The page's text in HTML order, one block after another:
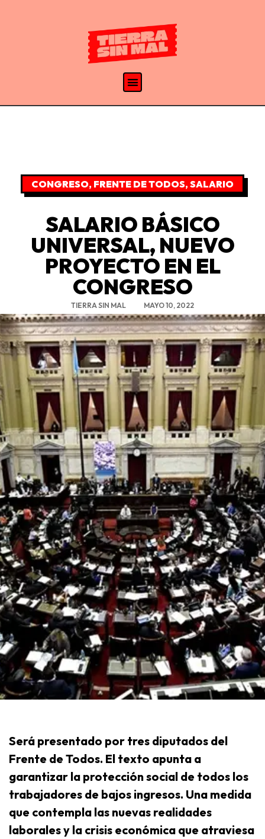
CONGRESO, FRENTE DE TODOS,SALARIO
SALARIO BÁSICO
UNIVERSAL, NUEVO
PROYECTO EN EL
CONGRESO
TIERRA SIN MAL MAYO 10, 2022
Será presentado por tres diputados del
Frente de Todos. El texto apunta a
garantizar la protección social de todos los
trabajadores de bajos ingresos. Una medida
que contempla las nuevas realidades
laborales y la crisis económica que atraviesa